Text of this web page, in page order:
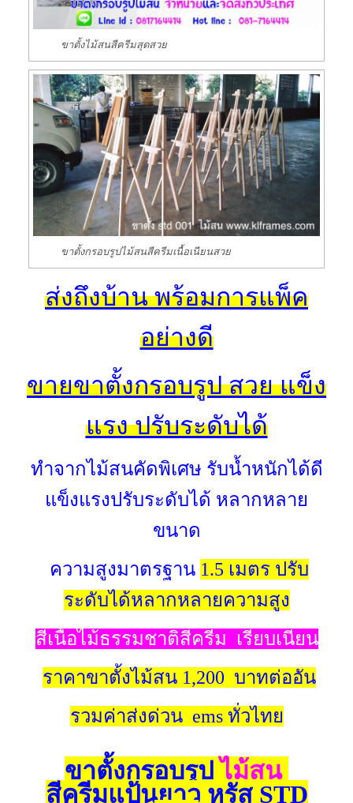
ขาตั้งไม้สนสีครีมสุดสวย
ขาตั้งกรอบรูปไม้สนสีครีมเนื้อเนียนสวย
ส่งถึงบ้าน พร้อมการแพ็ค
อย่างดี
ขายขาตั้งกรอบรูป สวย แข็ง
แรง ปรับระดับได้
ทำจากไม้สนคัดพิเศษ รับน้ำหนักได้ดี
แข็งแรงปรับระดับได้ หลากหลาย
ขนาด
ความสูงมาตรฐาน 1.5 เมตร ปรับ
ระดับได้หลากหลายความสูง
สีเนื้อไม้ธรรมชาติสีครีม เรียบเนียน
ราคาขาตั้งไม้สน 1,200 บาทต่ออัน
รวมค่าส่งด่วน ems ทั่วไทย
ขาตั้งกรอบรูปไม้สน
สีครีมแป้นยาว หรัส STD